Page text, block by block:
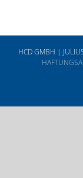
HCD GMBH |